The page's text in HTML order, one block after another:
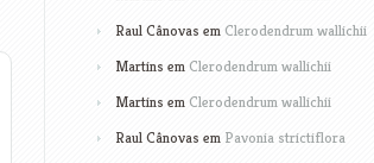
Raul Cânovas em Clerodendrum wallichii
Martins em Clerodendrum wallichii
Martins em Clerodendrum wallichii
Raul Cânovas em Pavonia strictiflora